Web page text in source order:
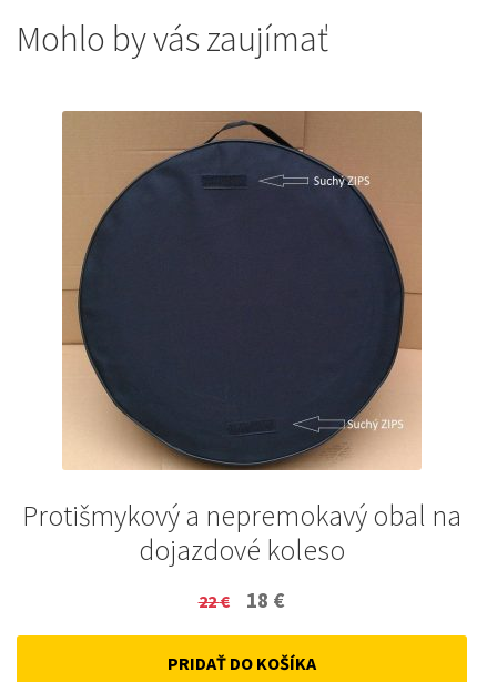
Mohlo by vás zaujímať
Protišmykový a nepremokavý obal na
dojazdové koleso
22€
Original
price
was:
18 €
price
is:
PRIDAŤ DO KOŠÍKA